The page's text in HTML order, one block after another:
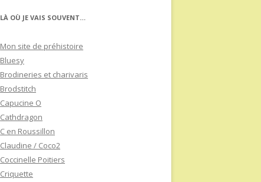
LÀ OÙ JE VAIS SOUVENT…
Mon site de préhistoire
Bluesy
Brodineries et charivaris
Brodstitch
Capucine O
Cathdragon
C en Roussillon
Claudine / Coco2
Coccinelle Poitiers
Criquette